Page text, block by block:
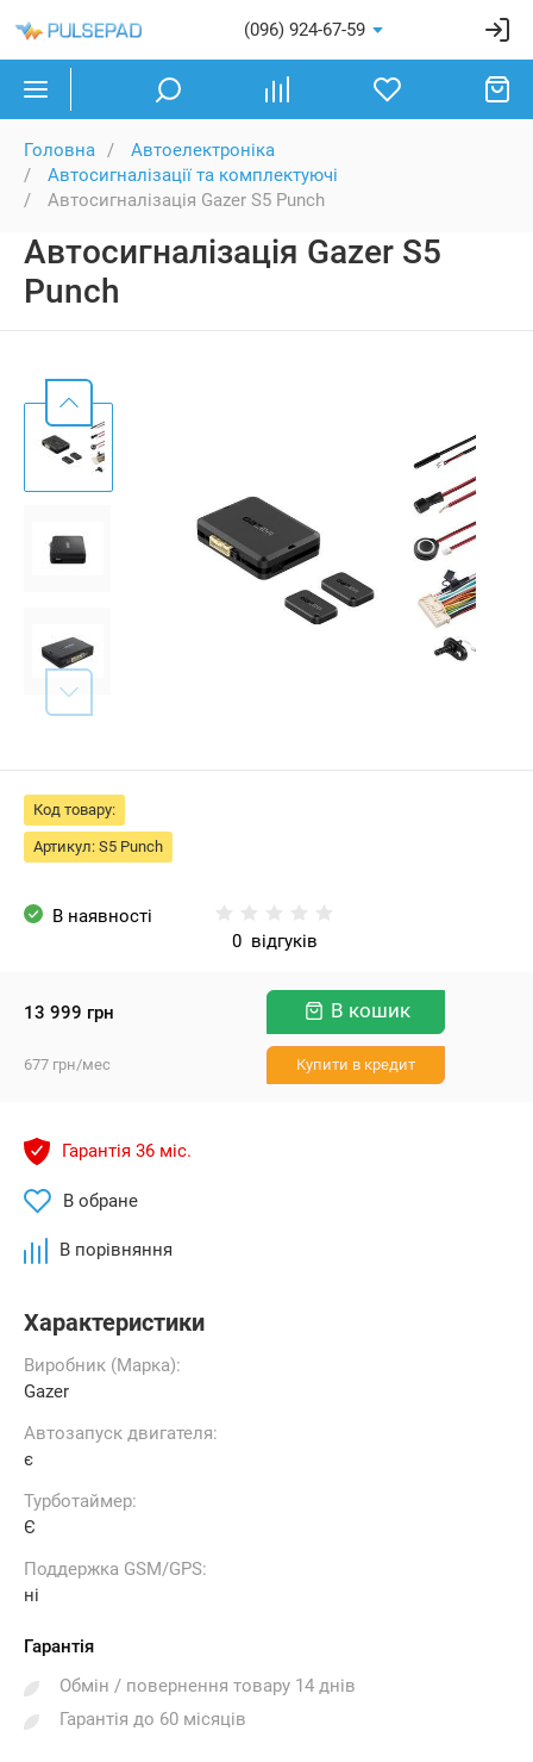
(096) 924-67-59
Головна
Автоелектроніка
Автосигналізації та комплектуючі
Автосигналізація Gazer S5 Punch
Автосигналізація Gazer S5
Punch
Код товару:
Артикул: S5 Punch
В наявності
0 відгуків
13 999 грн В кошик
677 грн/мес Купити в кредит
Гарантія 36 міс.
В обране
В порівняння
Характеристики
Виробник (Марка):
Gazer
Автозапуск двигателя:
є
Турботаймер:
Є
Поддержка GSM/GPS:
ні
Гарантія
Обмін / повернення товару 14 днів
Гарантія до 60 місяців